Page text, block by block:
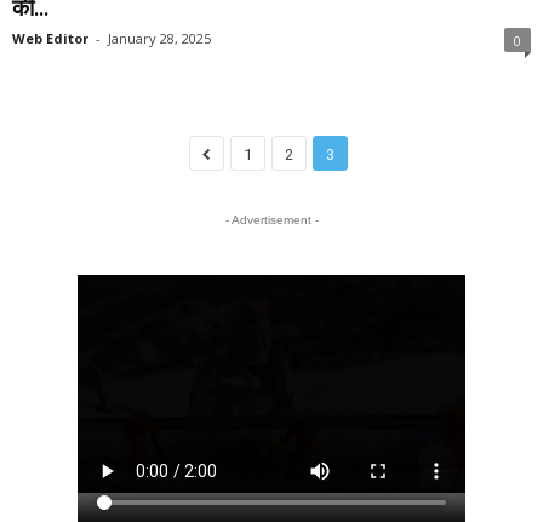
की...
Web Editor - January 28, 2025 0
1 2 3
- Advertisement -